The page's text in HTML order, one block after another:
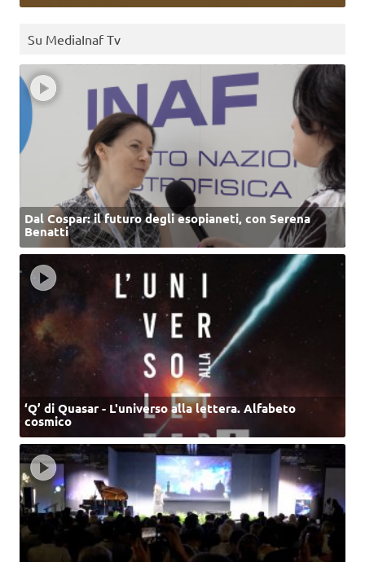
Su MediaInaf Tv
Dal Cospar: il futuro degli esopianeti, con Serena
Benatti
‘Q’ di Quasar - L'universo alla lettera. Alfabeto
cosmico